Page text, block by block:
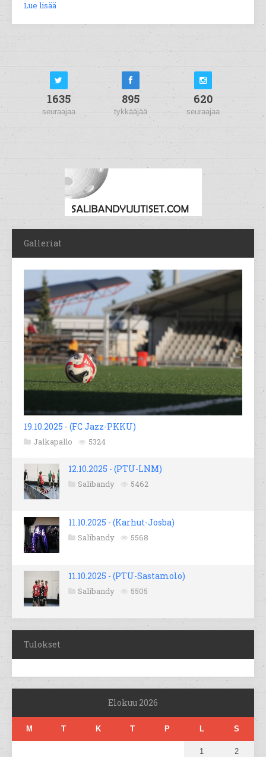
Lue lisää
1635
seuraajaa
895
tykkääjää
620
seuraajaa
Galleriat
19.10.2025 - (FC Jazz-PKKU)
Jalkapallo 5324
12.10.2025 - (PTU-LNM)
Salibandy 5462
11.10.2025 - (Karhut-Josba)
Salibandy 5568
11.10.2025 - (PTU-Sastamolo)
Salibandy 5505
Tulokset
Elokuu 2026
M T K T P L S
1 2